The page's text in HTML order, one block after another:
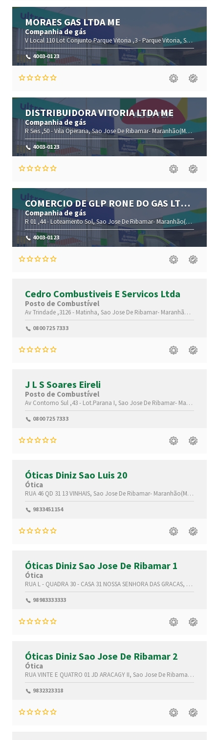
MORAES GAS LTDA ME
Companhia de gás
V Local 110 Lot Conjunto Parque Vitoria ,3 -Parque Vitoria, Sao Jose De Ribamar-
4003-0123
DISTRIBUIDORA VITORIA LTDA ME
Companhia de gás
R Seis ,50 -Vila Operaria,Sao Jose De Ribamar- Maranhão(MA) ,65110-
4003-0123
COMERCIO DE GLP RONE DO GAS LTDA
ME
Companhia de gás
R 01 ,44 -Loteamento Sol,Sao Jose De Ribamar-Maranhão(MA) ,65138-
4003-0123
Cedro Combustiveis E Servicos Ltda
Posto de Combustível
Av Trindade ,3126 - Matinha, Sao Jose De Ribamar- Maranhão(MA)
0800 725 7333
J L S Soares Eireli
Posto de Combustível
Av Contorno Sul ,43 - Lot.Parana I, Sao Jose De Ribamar- Maranhão(MA)
0800 725 7333
Óticas Diniz Sao Luis 20
Ótica
RUA 46 QD 31 13VINHAIS, Sao Jose De Ribamar- Maranhão(MA) ,65070160
9833451154
Óticas Diniz Sao Jose De Ribamar 1
Ótica
RUA L - QUADRA 30 - CASA 31 NOSSA SENHORA DAS GRACAS, Sao Jose
98983333333
Óticas Diniz Sao Jose De Ribamar 2
Ótica
RUA VINTE E QUATRO 01JD ARACAGY II, Sao Jose De Ribamar-
9832323318